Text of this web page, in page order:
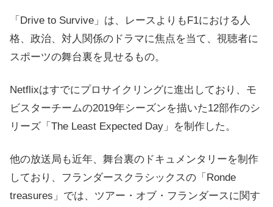
「Drive to Survive」は、レースよりもF1における人
格、政治、対人関係のドラマに焦点を当て、視聴者に
スポーツの舞台裏を見せるもの。
Netflixはすでにプロサイクリングに進出しており、モ
ビスターチームの2019年シーズンを描いた12部作のシ
リーズ「The Least Expected Day」を制作した。
他の放送局も近年、舞台裏のドキュメンタリーを制作
しており、フランダースクラシックスの「Ronde
treasures」では、ツアー・オブ・フランダースに関す